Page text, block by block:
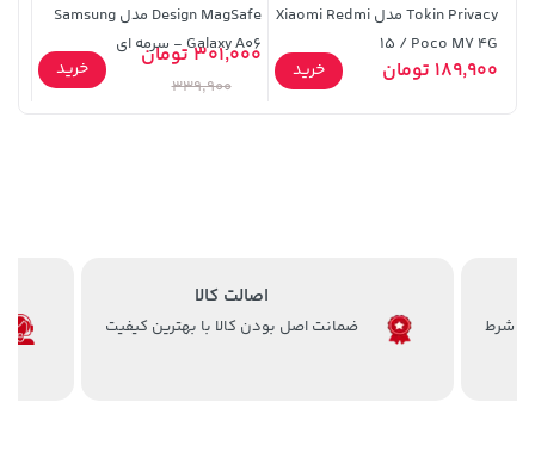
119,900
Tokin Privacy مدل Xiaomi Redmi
15 / Poco M7 4G
189,900 تومان خرید
Design MagSafe مدل Samsung
Galaxy A06 - سرمه ای
301,000 تومان
339,900
خرید
اصالت کالا
ضمانت اصل بودن کالا با بهترین کیفیت